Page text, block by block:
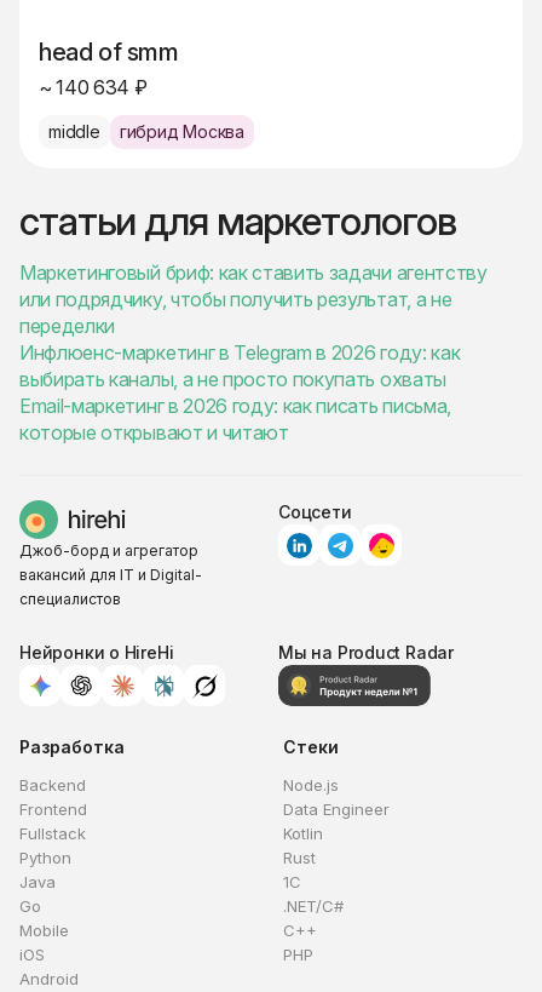
head of smm
~ 140 634 ₽
middle гибрид Москва
статьи для маркетологов
Маркетинговый бриф: как ставить задачи агентству
или подрядчику, чтобы получить результат, а не
переделки
Инфлюенс-маркетинг в Telegram в 2026 году: как
выбирать каналы, а не просто покупать охваты
Email-маркетинг в 2026 году: как писать письма,
которые открывают и читают
Джоб-борд и агрегатор
вакансий для IT и Digital-
специалистов
Соцсети
Нейронки о HireHi Мы на Product Radar
Разработка
Backend
Frontend
Fullstack
Python
Java
Go
Mobile
iOS
Android
Стеки
Node.js
Data Engineer
Kotlin
Rust
1C
.NET/C#
C++
PHP